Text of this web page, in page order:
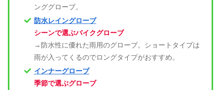
ンググローブ。
防水レイングローブ
シーンで選ぶバイクグローブ
→防水性に優れた雨用のグローブ。ショートタイプは
雨が入ってくるのでロングタイプがおすすめ。
インナーグローブ
季節で選ぶグローブ